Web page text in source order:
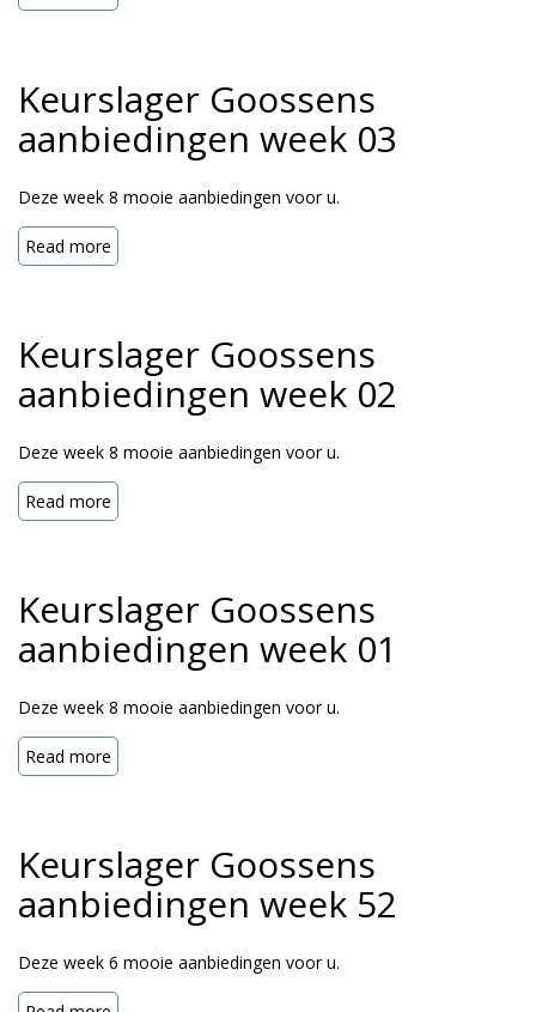
Keurslager Goossens
aanbiedingen week 03
Deze week 8 mooie aanbiedingen voor u.
Read more
Keurslager Goossens
aanbiedingen week 02
Deze week 8 mooie aanbiedingen voor u.
Read more
Keurslager Goossens
aanbiedingen week 01
Deze week 8 mooie aanbiedingen voor u.
Read more
Keurslager Goossens
aanbiedingen week 52
Deze week 6 mooie aanbiedingen voor u.